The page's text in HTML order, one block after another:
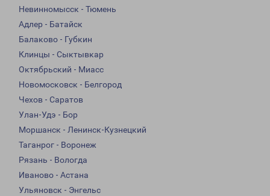
Невинномысск - Тюмень
Адлер - Батайск
Балаково - Губкин
Клинцы - Сыктывкар
Октябрьский - Миасс
Новомосковск - Белгород
Чехов - Саратов
Улан-Удэ - Бор
Моршанск - Ленинск-Кузнецкий
Таганрог - Воронеж
Рязань - Вологда
Иваново - Астана
Ульяновск - Энгельс